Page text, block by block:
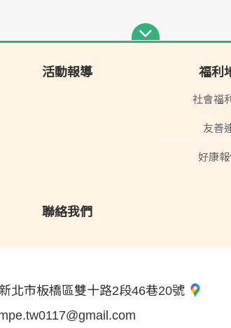
活動報導 福利
社會福
友善
好康
聯絡我們
北市板橋區雙十路2段46巷20號